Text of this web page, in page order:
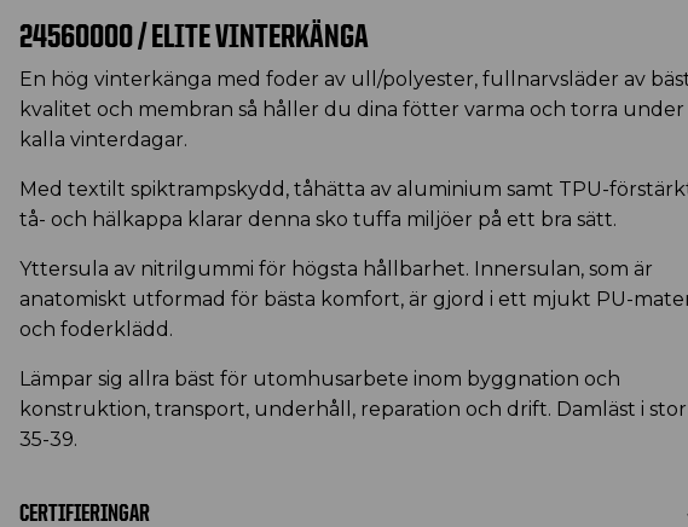
24560000 / ELITE VINTERKÄNGA
En hög vinterkänga med foder av ull/polyester, fullnarvsläder av
kvalitet och membran så håller du dina fötter varma och torra under
kalla vinterdagar.
Med textilt spiktrampskydd, tåhätta av aluminium samt TPU-
tå- och hälkappa klarar denna sko tuffa miljöer på ett bra sätt.
Yttersula av nitrilgummi för högsta hållbarhet. Innersulan, som är
anatomiskt utformad för bästa komfort, är gjord i ett mjukt PU-
och foderklädd.
Lämpar sig allra bäst för utomhusarbete inom byggnation och
konstruktion, transport, underhåll, reparation och drift. Damläst i
35-39.
CERTIFIERINGAR